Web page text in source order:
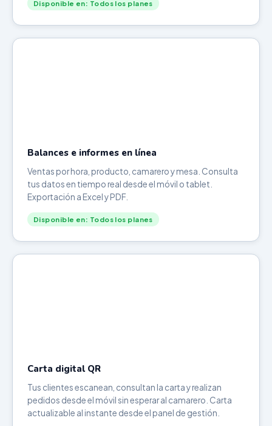
Disponible en: Todos los planes
Balances e informes en línea
Ventas por hora, producto, camarero y mesa. Consulta
tus datos en tiempo real desde el móvil o tablet.
Exportación a Excel y PDF.
Disponible en: Todos los planes
Carta digital QR
Tus clientes escanean, consultan la carta y realizan
pedidos desde el móvil sin esperar al camarero. Carta
actualizable al instante desde el panel de gestión.